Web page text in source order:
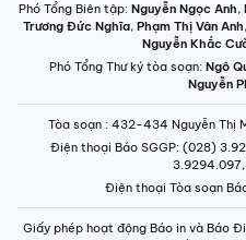
Phó Tổng Biên tập: Nguyễn Ngọc Anh,
Trương Đức Nghĩa, Phạm Thị Vân Anh,
Nguyễn Khắc
Phó Tổng Thư ký tòa soạn: Ngô
Nguyễn
Tòa soạn : 432-434 Nguyễn Thị
Điện thoại Báo SGGP: (028)
Điện thoại Tòa soạn
Giấy phép hoạt động Báo in và Báo